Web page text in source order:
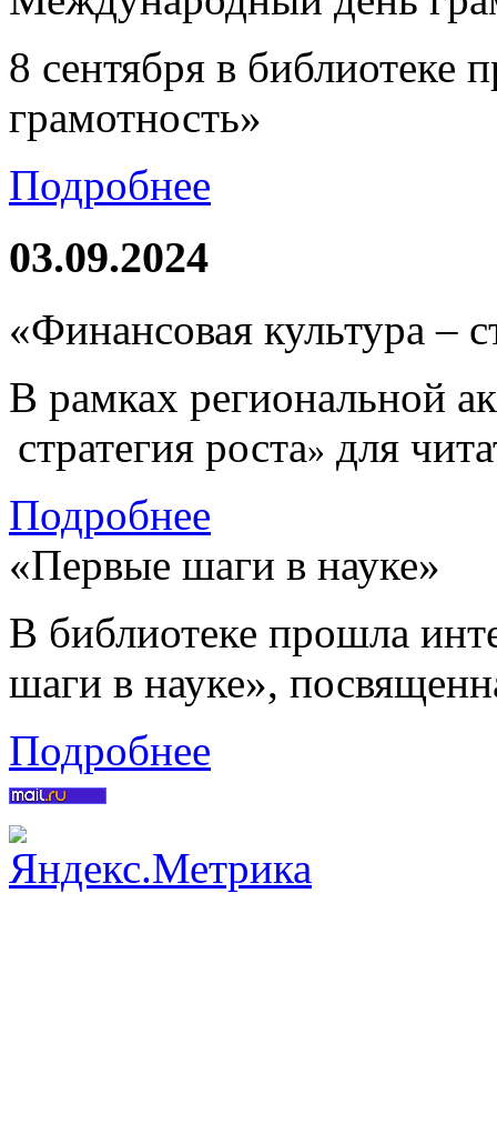
8 сентября в библиотеке
грамотность»
Подробнее
03.09.2024
«Финансовая культура –
В рамках региональной
стратегия роста» для
Подробнее
«Первые шаги в науке»
В библиотеке прошла
шаги в науке»,
Подробнее